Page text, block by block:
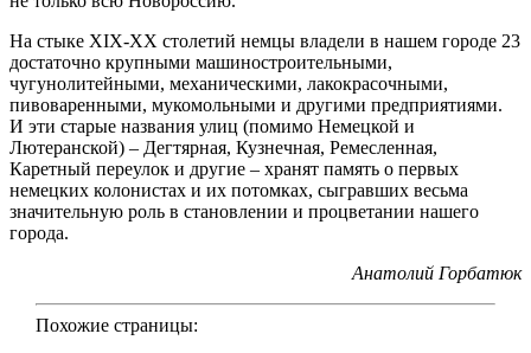
На стыке XIX-ХХ столетий немцы владели в нашем городе 23
достаточно крупными машиностроительными,
чугунолитейными, механическими, лакокрасочными,
пивоваренными, мукомольными и другими предприятиями.
И эти старые названия улиц (помимо Немецкой и
Лютеранской) – Дегтярная, Кузнечная, Ремесленная,
Каретный переулок и другие – хранят память о первых
немецких колонистах и их потомках, сыгравших весьма
значительную роль в становлении и процветании нашего
города.
Анатолий Горбатюк
Похожие страницы: